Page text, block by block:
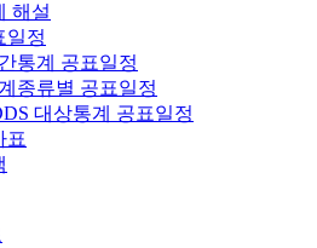
해설
일정
통계 공표일정
종류별 공표일정
대상통계 공표일정
표